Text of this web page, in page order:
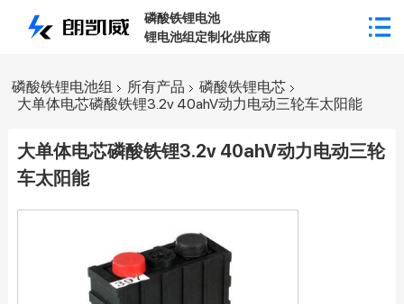
磷酸铁锂电池
锂电池组定制化供应商
磷酸铁锂电池组 所有产品
磷酸铁锂电芯
大单体电芯磷酸铁锂3.2v 40ahV动力电动三轮车太阳能
大单体电芯磷酸铁锂3.2v 40ahV动力电动三轮
车太阳能